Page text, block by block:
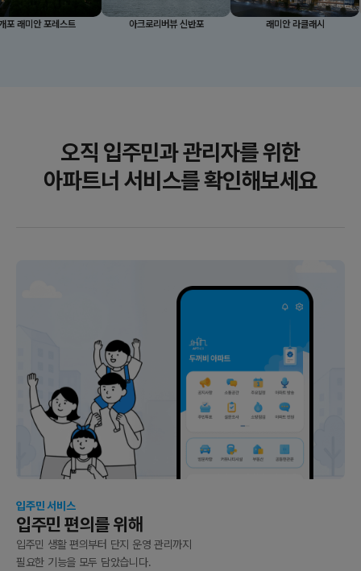
레스트 아크로리버뷰 신반포 래미안 라클래시
오직 입주민과 관리자를 위한
아파트너 서비스를 확인해보세요
입주민 서비스
입주민 편의를 위해
입주민 생활 편의부터 단지 운영 관리까지
필요한 기능을 모두 담았습니다.